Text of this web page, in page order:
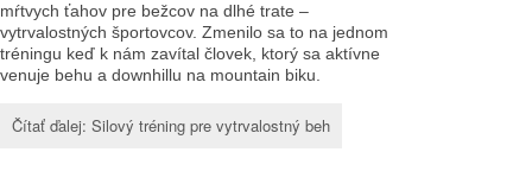
mŕtvych ťahov pre bežcov na dlhé trate –
vytrvalostných športovcov. Zmenilo sa to na jednom
tréningu keď k nám zavítal človek, ktorý sa aktívne
venuje behu a downhillu na mountain biku.
Čítať ďalej: Silový tréning pre vytrvalostný beh